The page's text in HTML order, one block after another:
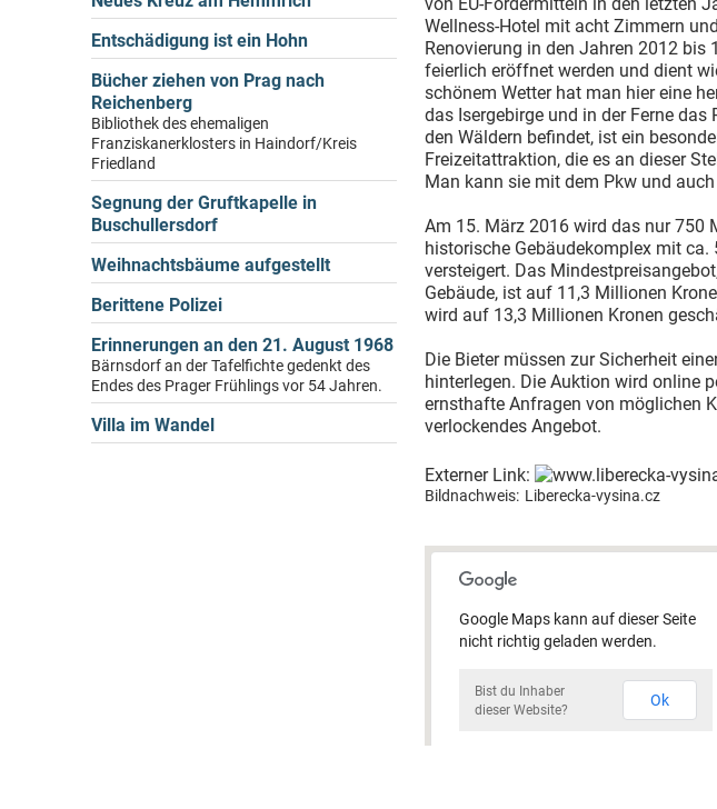
Entschädigung ist ein Hohn
Bücher ziehen von Prag nach
Reichenberg
Bibliothek des ehemaligen
Franziskanerklosters in Haindorf/Kreis
Friedland
Segnung der Gruftkapelle in
Buschullersdorf
Weihnachtsbäume aufgestellt
Berittene Polizei
Erinnerungen an den 21. August 1968
Bärnsdorf an der Tafelfichte gedenkt des
Endes des Prager Frühlings vor 54 Jahren.
Villa im Wandel
Wellness-Hotel mit acht Zimmern
Renovierung in den Jahren 2012 bis
feierlich eröffnet werden und dient
schönem Wetter hat man hier eine
das Isergebirge und in der Ferne das
den Wäldern befindet, ist ein
Freizeitattraktion, die es an dieser
Man kann sie mit dem Pkw und
Am 15. März 2016 wird das nur 750
historische Gebäudekomplex mit
versteigert. Das
Gebäude, ist auf 11,3 Millionen
wird auf 13,3 Millionen Kronen
Die Bieter müssen zur Sicherheit
hinterlegen. Die Auktion wird online
ernsthafte Anfragen von möglichen
verlockendes Angebot.
Externer Link:
Bildnachweis: Liberecka-vysina.cz
Google Maps kann auf dieser Seite
nicht richtig geladen werden.
Bist du Inhaber
dieser Website?
Ok